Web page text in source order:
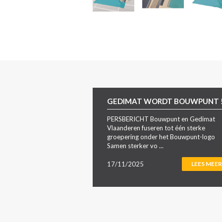
GEDIMAT WORDT BOUWPUNT
PERSBERICHT Bouwpunt en Gedimat
Vlaanderen fuseren tot één sterke
groepering onder het Bouwpunt-logo
Samen sterker vo ...
17/11/2025 LEES MEER